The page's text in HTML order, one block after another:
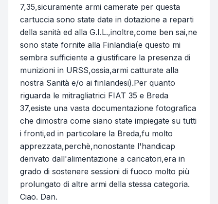
7,35,sicuramente armi camerate per questa
cartuccia sono state date in dotazione a reparti
della sanità ed alla G.I.L.,inoltre,come ben sai,ne
sono state fornite alla Finlandia(e questo mi
sembra sufficiente a giustificare la presenza di
munizioni in URSS,ossia,armi catturate alla
nostra Sanità e/o ai finlandesi).Per quanto
riguarda le mitragliatrici FIAT 35 e Breda
37,esiste una vasta documentazione fotografica
che dimostra come siano state impiegate su tutti
i fronti,ed in particolare la Breda,fu molto
apprezzata,perchè,nonostante l'handicap
derivato dall'alimentazione a caricatori,era in
grado di sostenere sessioni di fuoco molto più
prolungato di altre armi della stessa categoria.
Ciao. Dan.